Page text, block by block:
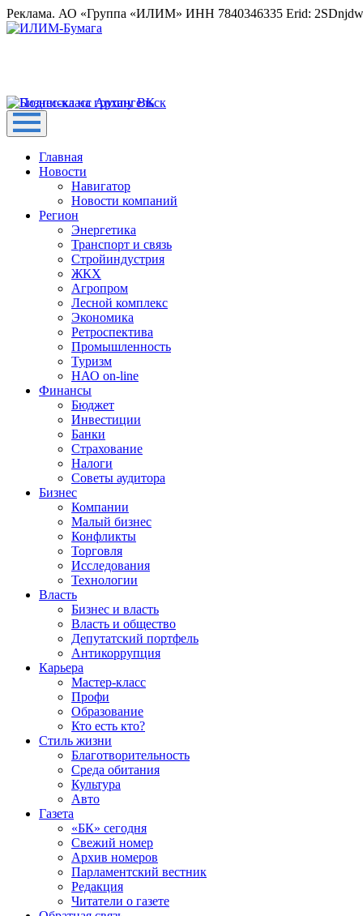
Реклама. АО «Группа «ИЛИМ» ИНН 7840346335 Erid:
Главная
Новости
Навигатор
Новости компаний
Регион
Энергетика
Транспорт и связь
Стройиндустрия
ЖКХ
Агропром
Лесной комплекс
Экономика
Ретроспектива
Промышленность
Туризм
НАО on-line
Финансы
Бюджет
Инвестиции
Банки
Страхование
Налоги
Советы аудитора
Бизнес
Компании
Малый бизнес
Конфликты
Торговля
Исследования
Технологии
Власть
Бизнес и власть
Власть и общество
Депутатский портфель
Антикоррупция
Карьера
Мастер-класс
Профи
Образование
Кто есть кто?
Стиль жизни
Благотворительность
Среда обитания
Культура
Авто
Газета
«БК» сегодня
Свежий номер
Архив номеров
Парламентский вестник
Редакция
Читатели о газете